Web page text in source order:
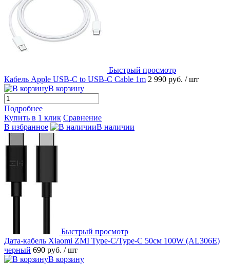
Быстрый просмотр
Кабель Apple USB-C to USB-C Cable 1m 2 990 руб. / шт
В корзину
Подробнее
Купить в 1 клик Сравнение
В избранное
В наличии
Быстрый просмотр
Дата-кабель Xiaomi ZMI Type-C/Type-C 50см 100W (AL306E)
черный 690 руб. / шт
В корзину